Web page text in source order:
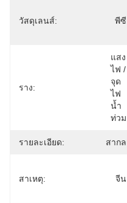
วัสดุเลนส์: พีซี
ราง:
แสง
ไฟ /
จุด
ไฟ
น้ำ
ท่วม
รายละเอียด: สากล
สาเหตุ: จีน